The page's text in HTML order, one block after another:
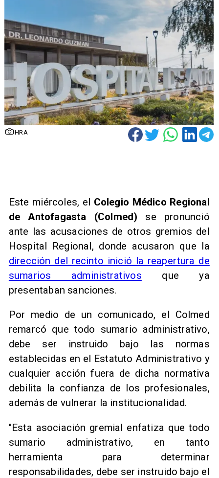
HRA
Este miércoles, el Colegio Médico Regional
de Antofagasta (Colmed) se pronunció
ante las acusaciones de otros gremios del
Hospital Regional, donde acusaron que la
dirección del recinto inició la reapertura de
sumarios administrativos que ya
presentaban sanciones.
Por medio de un comunicado, el Colmed
remarcó que todo sumario administrativo,
debe ser instruido bajo las normas
establecidas en el Estatuto Administrativo y
cualquier acción fuera de dicha normativa
debilita la confianza de los profesionales,
además de vulnerar la institucionalidad.
"Esta asociación gremial enfatiza que todo
sumario administrativo, en tanto
herramienta para determinar
responsabilidades, debe ser instruido bajo el